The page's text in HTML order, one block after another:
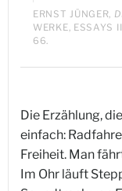
ERNST JÜNGER,
WERKE, ESSAYS
66.
Die Erzählung,
einfach:
Freiheit. Man
Im Ohr läuft